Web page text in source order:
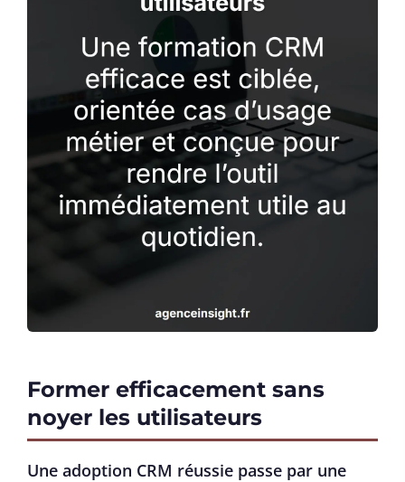
Former efficacement sans
noyer les utilisateurs
Une adoption CRM réussie passe par une